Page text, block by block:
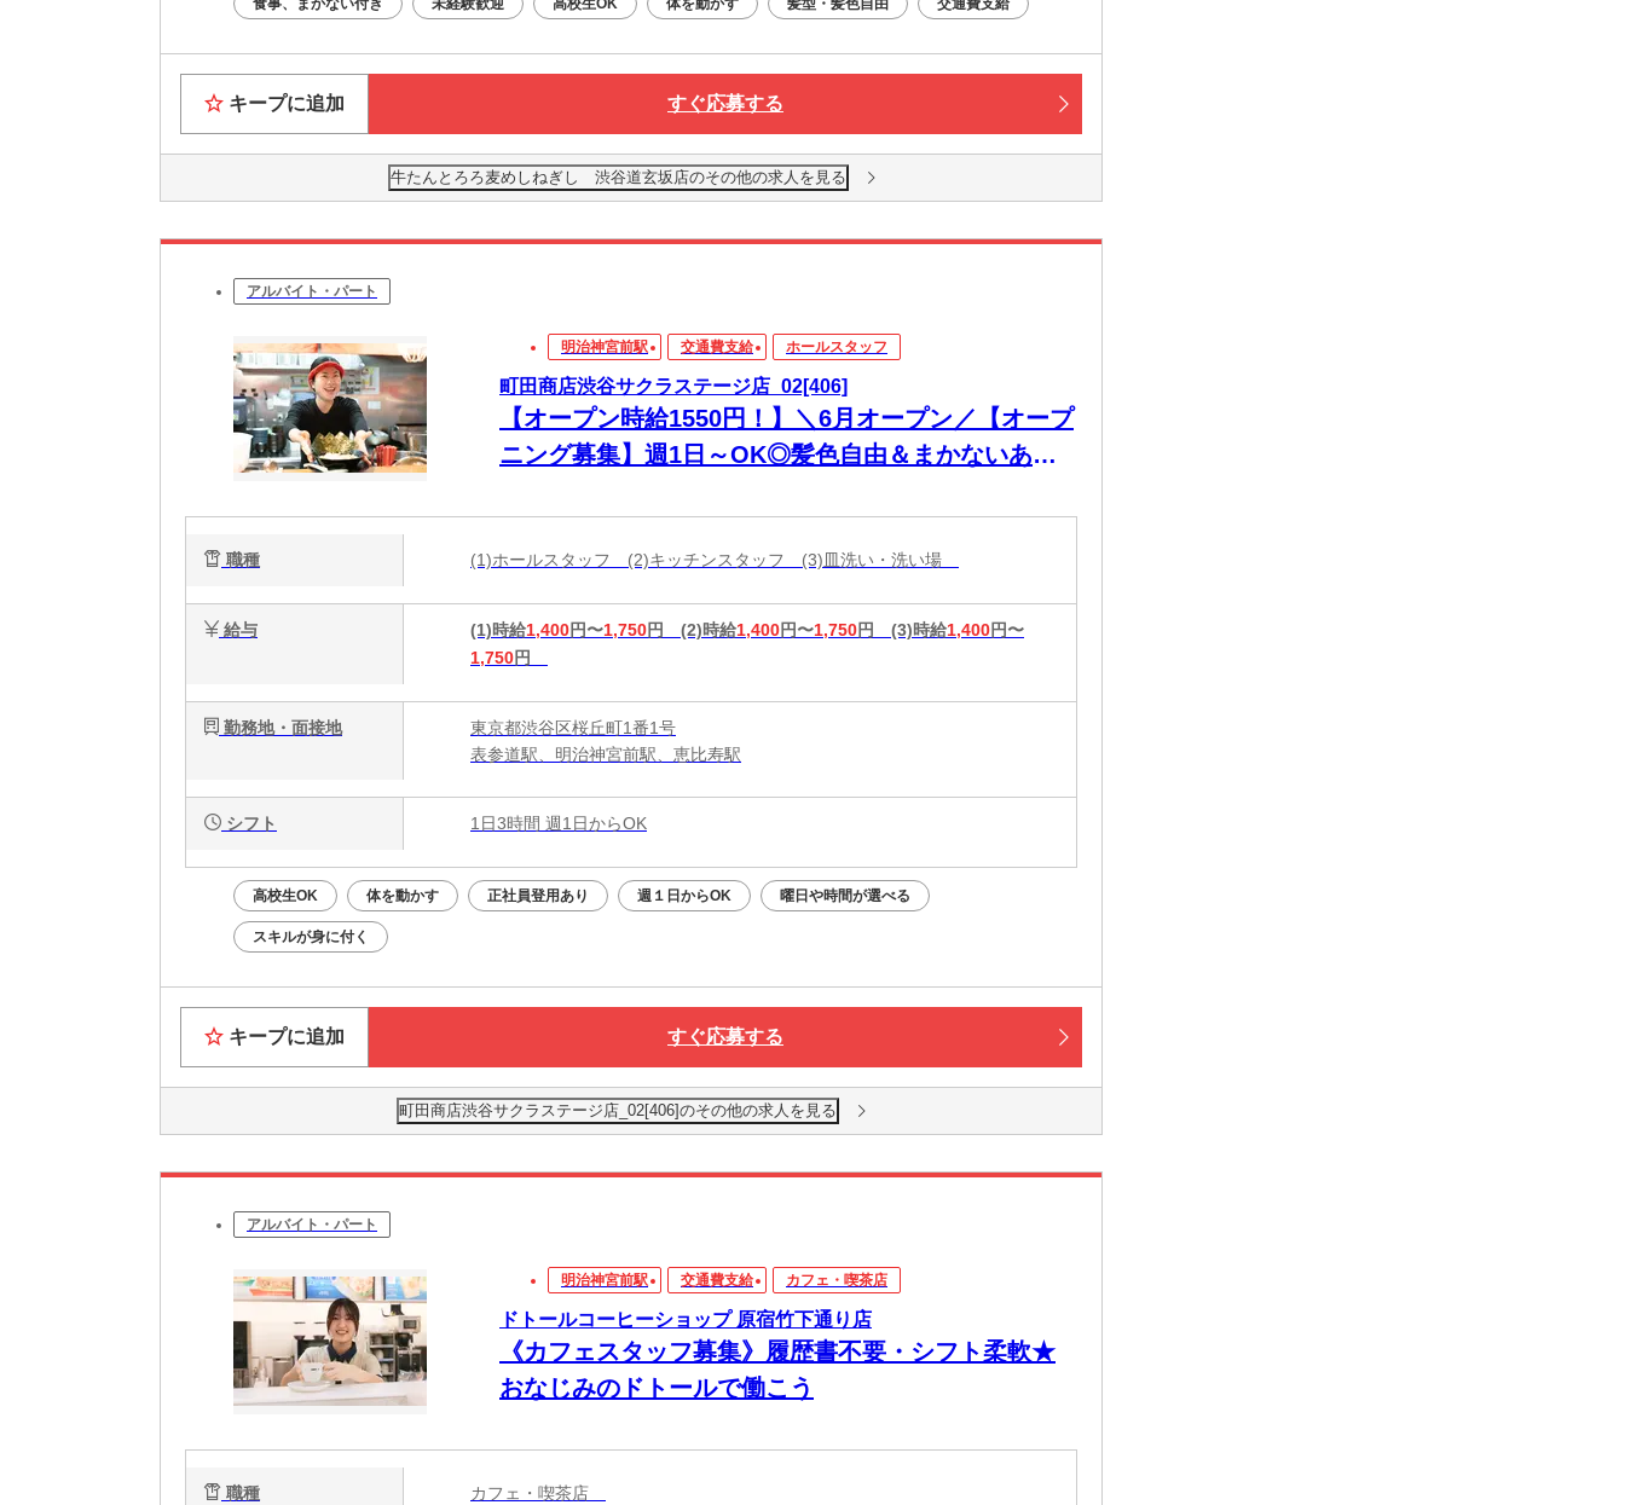
食事、まかない付き 未経験歓迎 高校生OK 体を動かす 髪型・髪色自由 交通費支給
キープに追加 すぐ応募する
牛たんとろろ麦めしねぎし 渋谷道玄坂店のその他の求人を見る
アルバイト・パート
明治神宮前駅 交通費支給 ホールスタッフ
町田商店渋谷サクラステージ店_02[406]
【オープン時給1550円！】＼6月オープン／【オープ
ニング募集】週1日～OK◎髪色自由＆まかないあ
職種 (1)ホールスタッフ (2)キッチンスタッフ (3)皿洗い・洗い場
給与 (1)時給1,400円〜1,750円 (2)時給1,400円〜1,750円 (3)時給1,400円〜
1,750円
勤務地・面接地
東京都渋谷区桜丘町1番1号
表参道駅、明治神宮前駅、恵比寿駅
シフト 1日3時間 週1日からOK
高校生OK 体を動かす 正社員登用あり 週１日からOK 曜日や時間が選べる
スキルが身に付く
キープに追加 すぐ応募する
町田商店渋谷サクラステージ店_02[406]のその他の求人を見る
アルバイト・パート
明治神宮前駅 交通費支給 カフェ・喫茶店
ドトールコーヒーショップ 原宿竹下通り店
《カフェスタッフ募集》履歴書不要・シフト柔軟★
おなじみのドトールで働こう
職種 カフェ・喫茶店